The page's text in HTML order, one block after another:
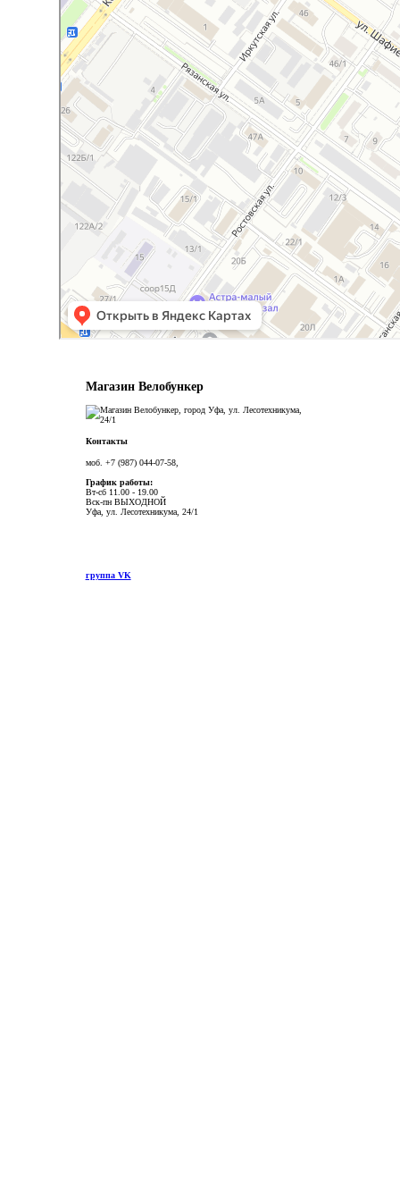
Магазин Велобункер
Контакты
моб. +7 (987) 044-07-58,
График работы:
Вт-сб 11.00 - 19.00
Вск-пн ВЫХОДНОЙ
Уфа, ул. Лесотехникума, 24/1
группа VK